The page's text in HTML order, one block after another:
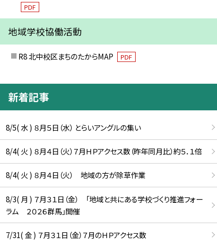
PDF
地域学校協働活動
R8 北中校区まちのたからMAP PDF
新着記事
8/5( 水 ) ８月５日（水） とらいアングルの集い
8/4( 火 ) ８月４日（火）７月ＨＰアクセス数（昨年同月比）約５．１倍
8/4( 火 ) ８月４日（火） 地域の方が除草作業
8/3( 月 ) ７月３１日（金） 「地域と共にある学校づくり推進フォー
ラム ２０２６群馬」開催
7/31( 金 ) ７月３１日（金）７月のＨＰアクセス数